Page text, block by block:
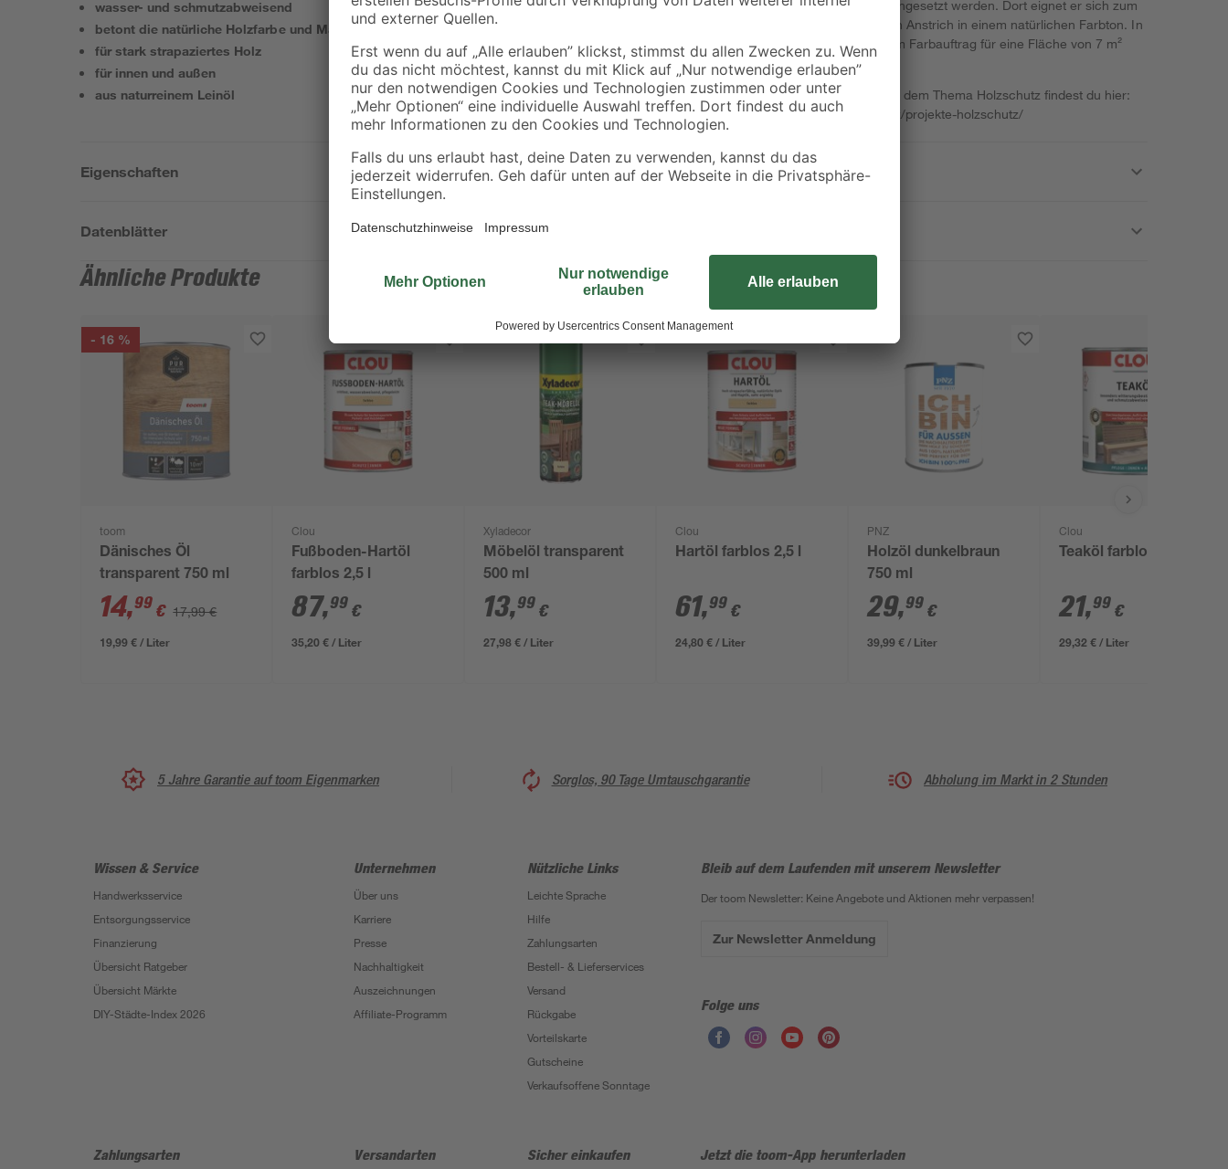
wasser- und schmutzabweisend
betont die natürliche Holzfarbe und Maserung
für stark strapaziertes Holz
für innen und außen
aus naturreinem Leinöl
Der Artikel kann sowohl innen als auch außen eingesetzt werden. Dort eignet er sich zum
Holz. Deinem Werkstück verpasst du dabei einen Anstrich in einem natürlichen Farbton. In
einem Gebinde sind 0,5 l enthalten, die bei einem Farbauftrag für eine Fläche von 7 m²
ausreichen.
Weitere wichtige Hinweise zu deinem Projekt mit dem Thema Holzschutz findest du hier:
https://toom.de/b/eigenmarke/farben/holzschutz/projekte-holzschutz/
Eigenschaften
Datenblätter
Ähnliche Produkte
- 16 %
toom
Dänisches Öl
transparent 750 ml
14,99 € 17,99 €
19,99 € / Liter
Clou
Fußboden-Hartöl
farblos 2,5 l
87,99 €
35,20 € / Liter
Xyladecor
Möbelöl transparent
500 ml
13,99 €
27,98 € / Liter
Clou
Hartöl farblos 2,5 l
61,99 €
24,80 € / Liter
PNZ
Holzöl dunkelbraun
750 ml
29,99 €
39,99 € / Liter
Clou
Teaköl farblos 750 ml
21,99 €
29,32 € / Liter
5 Jahre Garantie auf toom Eigenmarken Sorglos, 90 Tage Umtauschgarantie Abholung im Markt in 2 Stunden
Wissen & Service
Handwerksservice
Entsorgungsservice
Finanzierung
Übersicht Ratgeber
Übersicht Märkte
DIY-Städte-Index 2026
Unternehmen
Über uns
Karriere
Presse
Nachhaltigkeit
Auszeichnungen
Affiliate-Programm
Nützliche Links
Leichte Sprache
Hilfe
Zahlungsarten
Bestell- & Lieferservices
Versand
Rückgabe
Vorteilskarte
Gutscheine
Verkaufsoffene Sonntage
Bleib auf dem Laufenden mit unserem Newsletter
Der toom Newsletter: Keine Angebote und Aktionen mehr verpassen!
Zur Newsletter Anmeldung
Folge uns
Zahlungsarten Versandarten Sicher einkaufen Jetzt die toom-App herunterladen